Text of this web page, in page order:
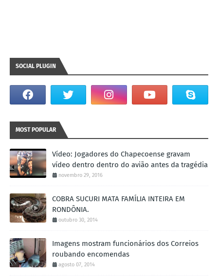
SOCIAL PLUGIN
MOST POPULAR
Vídeo: Jogadores do Chapecoense gravam
vídeo dentro dentro do avião antes da tragédia
novembro 29, 2016
COBRA SUCURI MATA FAMÍLIA INTEIRA EM
RONDÔNIA.
outubro 30, 2014
Imagens mostram funcionários dos Correios
roubando encomendas
agosto 07, 2014